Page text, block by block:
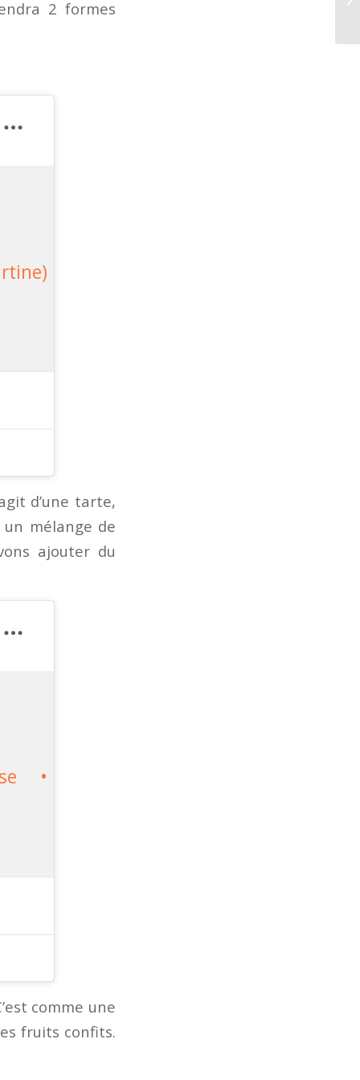
2 formes
d’une tarte,
mélange de
ajouter du
•
comme une
fruits confits.